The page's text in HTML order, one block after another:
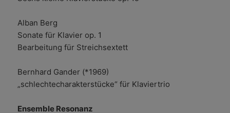
Alban Berg
Sonate für Klavier op. 1
Bearbeitung für Streichsextett
Bernhard Gander (*1969)
„schlechtecharakterstücke“ für Klaviertrio
Ensemble Resonanz